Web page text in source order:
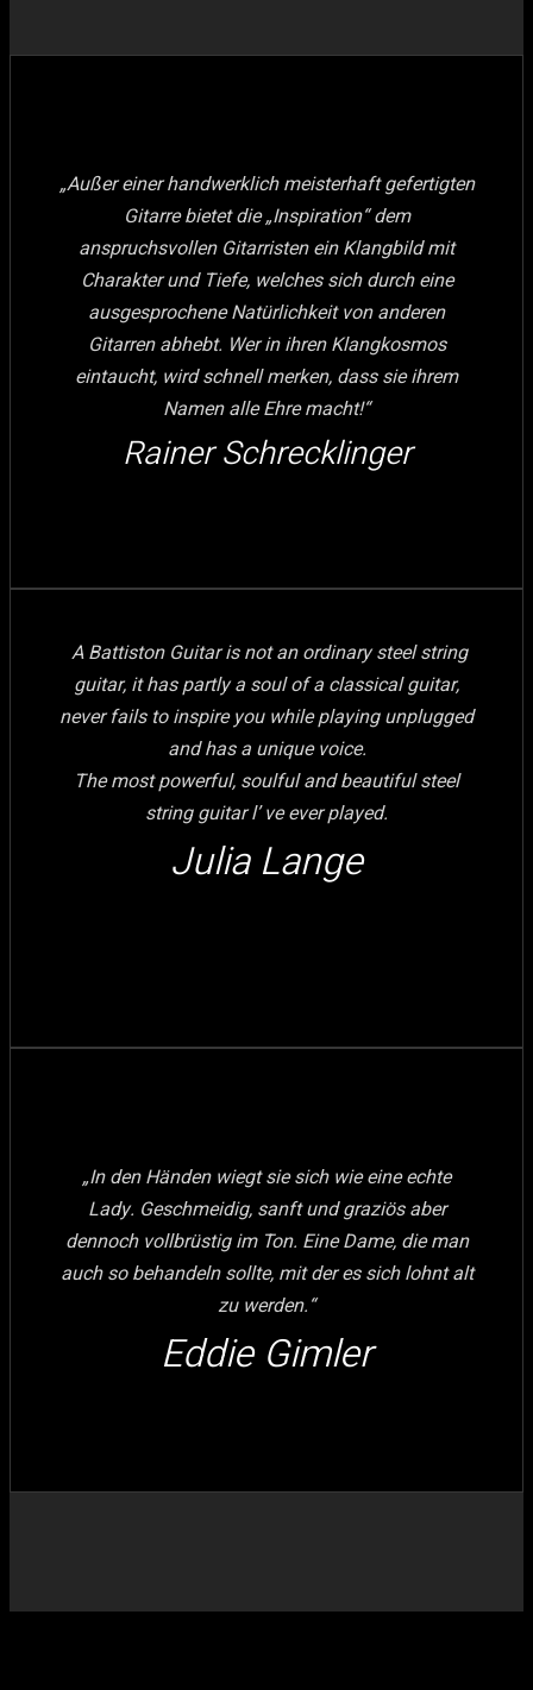
„Außer einer handwerklich meisterhaft gefertigten
Gitarre bietet die „Inspiration“ dem
anspruchsvollen Gitarristen ein Klangbild mit
Charakter und Tiefe, welches sich durch eine
ausgesprochene Natürlichkeit von anderen
Gitarren abhebt. Wer in ihren Klangkosmos
eintaucht, wird schnell merken, dass sie ihrem
Namen alle Ehre macht!“
Rainer Schrecklinger
A Battiston Guitar is not an ordinary steel string
guitar, it has partly a soul of a classical guitar,
never fails to inspire you while playing unplugged
and has a unique voice.
The most powerful, soulful and beautiful steel
string guitar l’ ve ever played.
Julia Lange
„In den Händen wiegt sie sich wie eine echte
Lady. Geschmeidig, sanft und graziös aber
dennoch vollbrüstig im Ton. Eine Dame, die man
auch so behandeln sollte, mit der es sich lohnt alt
zu werden.“
Eddie Gimler